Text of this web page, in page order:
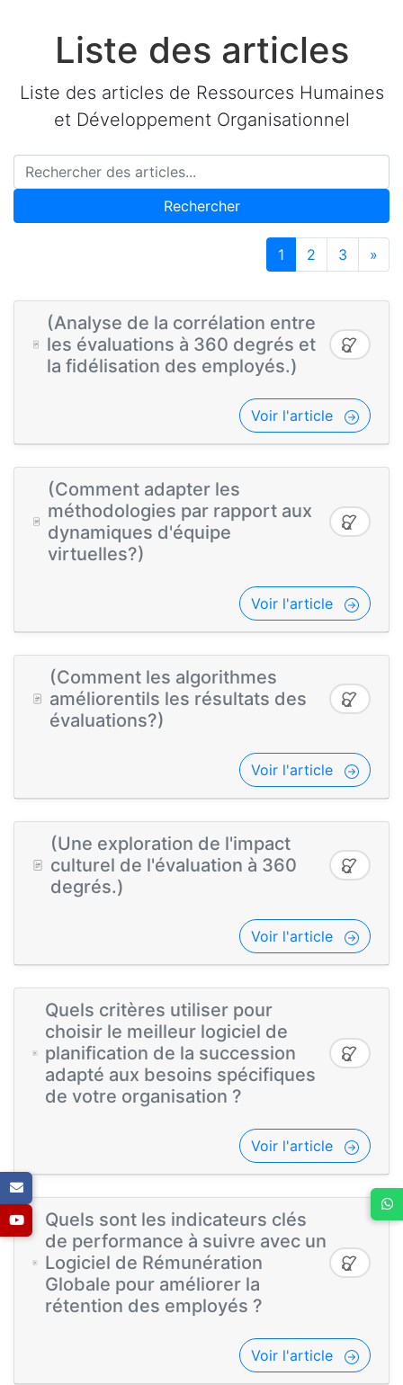
Liste des articles
Liste des articles de Ressources Humaines
et Développement Organisationnel
Rechercher
1 2 3 »
(Analyse de la corrélation entre
les évaluations à 360 degrés et
la fidélisation des employés.)
Voir l'article
(Comment adapter les
méthodologies par rapport aux
dynamiques d'équipe
virtuelles?)
Voir l'article
(Comment les algorithmes
améliorentils les résultats des
évaluations?)
Voir l'article
(Une exploration de l'impact
culturel de l'évaluation à 360
degrés.)
Voir l'article
Quels critères utiliser pour
choisir le meilleur logiciel de
planification de la succession
adapté aux besoins spécifiques
de votre organisation ?
Voir l'article
Quels sont les indicateurs clés
de performance à suivre avec un
Logiciel de Rémunération
Globale pour améliorer la
rétention des employés ?
Voir l'article